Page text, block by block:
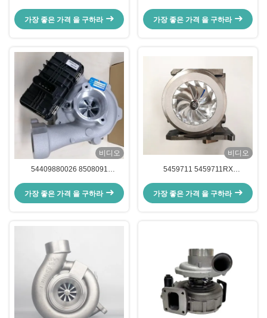
니아
가장 좋은 가격 을 구하라
5354495 커민스 ISB QSB를 위한
터보 충전기
가장 좋은 가격 을 구하라
비디오
54409880026 8508091
BMW용
가장 좋은 가격 을 구하라
비디오
5459711 5459711RX
커민스 X15용 터보 충전기 카트리
지는
가장 좋은 가격 을 구하라